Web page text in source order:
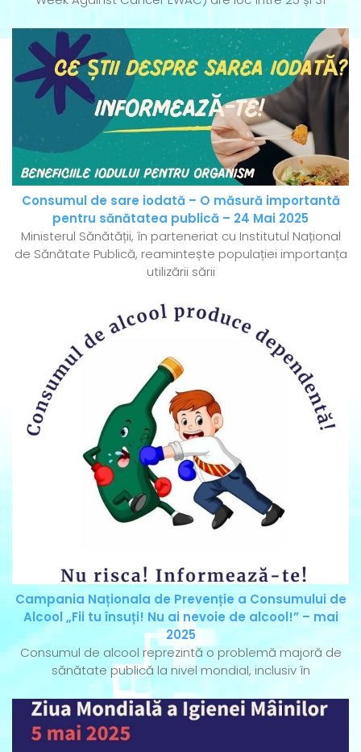
Consumul de sare iodată – O măsură importantă
pentru sănătatea publică – 24 Mai 2025
Ministerul Sănătății, în parteneriat cu Institutul Național
de Sănătate Publică, reamintește populației importanța
utilizării sării
Campania Naționala de Prevenție a Consumului de
Alcool „Fii tu însuți! Nu ai nevoie de alcool!” – mai
2025
Consumul de alcool reprezintă o problemă majoră de
sănătate publică la nivel mondial, inclusiv în